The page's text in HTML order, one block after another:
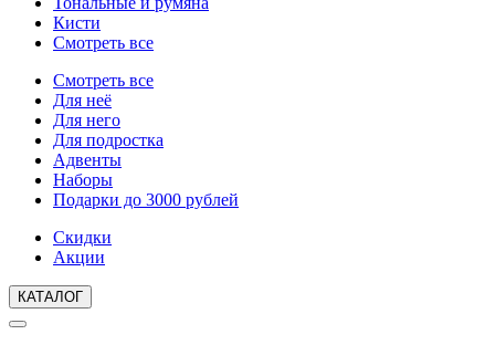
Кисти
Смотреть все
Смотреть все
Для неё
Для него
Для подростка
Адвенты
Наборы
Подарки до 3000 рублей
Скидки
Акции
КАТАЛОГ